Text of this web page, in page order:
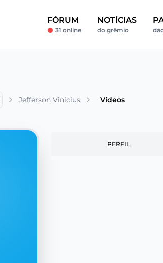
FÓRUM
31 online
NOTÍCIAS
do grêmio
Jefferson Vinicius Vídeos
PERFIL